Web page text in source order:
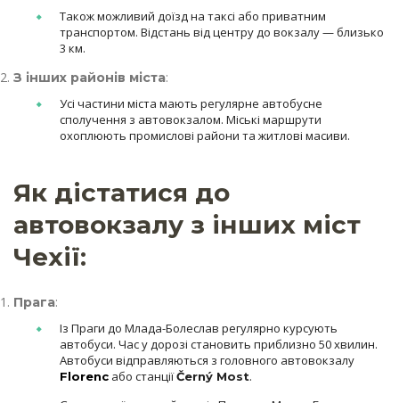
Також можливий доїзд на таксі або приватним
транспортом. Відстань від центру до вокзалу — близько
3 км.
З інших районів міста:
Усі частини міста мають регулярне автобусне
сполучення з автовокзалом. Міські маршрути
охоплюють промислові райони та житлові масиви.
Як дістатися до
автовокзалу з інших міст
Чехії:
Прага:
Із Праги до Млада-Болеслав регулярно курсують
автобуси. Час у дорозі становить приблизно 50 хвилин.
Автобуси відправляються з головного автовокзалу
Florenc або станціїČerný Most.